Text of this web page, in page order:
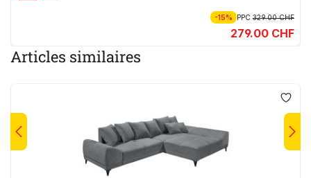
-15% PPC329.00 CHF
279.00 CHF
Articles similaires